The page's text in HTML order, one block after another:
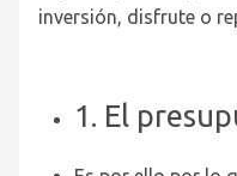
inversión, disfrute o
1. El